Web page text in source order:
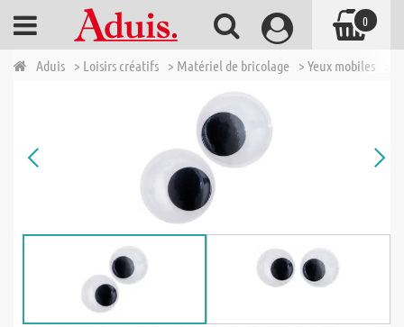
Aduis > Loisirs créatifs > Matériel de bricolage > Yeux mobiles
0